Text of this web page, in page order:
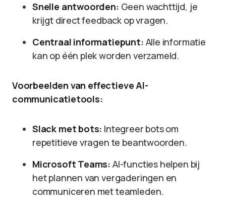
Snelle antwoorden: Geen wachttijd, je
krijgt direct feedback op vragen.
Centraal informatiepunt: Alle informatie
kan op één plek worden verzameld.
Voorbeelden van effectieve AI-
communicatietools:
Slack met bots: Integreer bots om
repetitieve vragen te beantwoorden.
Microsoft Teams: AI-functies helpen bij
het plannen van vergaderingen en
communiceren met teamleden.